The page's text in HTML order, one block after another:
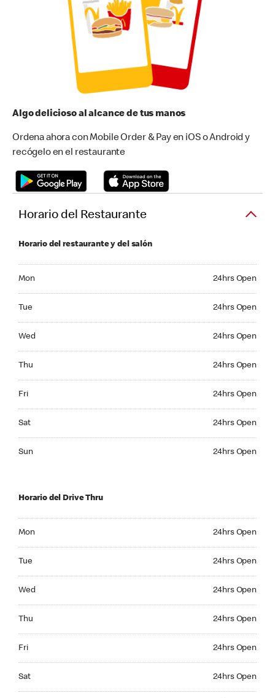
Algo delicioso al alcance de tus manos
Ordena ahora con Mobile Order & Pay en iOS o Android y
recógelo en el restaurante
Horario del Restaurante
Horario del restaurante y del salón
Mon 24hrs Open
Tue 24hrs Open
Wed 24hrs Open
Thu 24hrs Open
Fri 24hrs Open
Sat 24hrs Open
Sun 24hrs Open
Horario del Drive Thru
Mon 24hrs Open
Tue 24hrs Open
Wed 24hrs Open
Thu 24hrs Open
Fri 24hrs Open
Sat 24hrs Open